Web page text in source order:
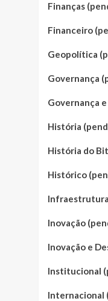
Finanças
Financeiro
Geopolítica
Governança
Governança
História
História do
Histórico
Infraestrutura
Inovação
Inovação e
Institucional
Internacional